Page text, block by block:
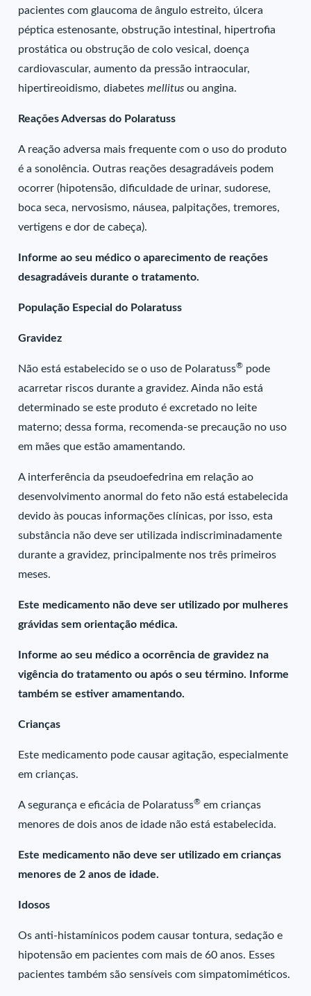
pacientes com glaucoma de ângulo estreito, úlcera
péptica estenosante, obstrução intestinal, hipertrofia
prostática ou obstrução de colo vesical, doença
cardiovascular, aumento da pressão intraocular,
hipertireoidismo, diabetesmellitusou angina.
Reações Adversas do Polaratuss
A reação adversa mais frequente com o uso do produto
é a sonolência. Outras reações desagradáveis podem
ocorrer (hipotensão, dificuldade de urinar, sudorese,
boca seca, nervosismo, náusea, palpitações, tremores,
vertigens e dor de cabeça).
Informe ao seu médico o aparecimento de reações
desagradáveis durante o tratamento.
População Especial do Polaratuss
Gravidez
Não está estabelecido se o uso de Polaratuss® pode
acarretar riscos durante a gravidez. Ainda não está
determinado se este produto é excretado no leite
materno; dessa forma, recomenda-se precaução no uso
em mães que estão amamentando.
A interferência da pseudoefedrina em relação ao
desenvolvimento anormal do feto não está estabelecida
devido às poucas informações clínicas, por isso, esta
substância não deve ser utilizada indiscriminadamente
durante a gravidez, principalmente nos três primeiros
meses.
Este medicamento não deve ser utilizado por mulheres
grávidas sem orientação médica.
Informe ao seu médico a ocorrência de gravidez na
vigência do tratamento ou após o seu término. Informe
também se estiver amamentando.
Crianças
Este medicamento pode causar agitação, especialmente
em crianças.
A segurança e eficácia de Polaratuss® em crianças
menores de dois anos de idade não está estabelecida.
Este medicamento não deve ser utilizado em crianças
menores de 2 anos de idade.
Idosos
Os anti-histamínicos podem causar tontura, sedação e
hipotensão em pacientes com mais de 60 anos. Esses
pacientes também são sensíveis com simpatomiméticos.